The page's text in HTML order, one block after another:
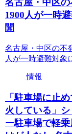
名古屋・中区
1900人が一時
聞
名古屋・中区の不
人が一時避難対象
情報
「駐車場に止
火している」
ー駐車場で軽